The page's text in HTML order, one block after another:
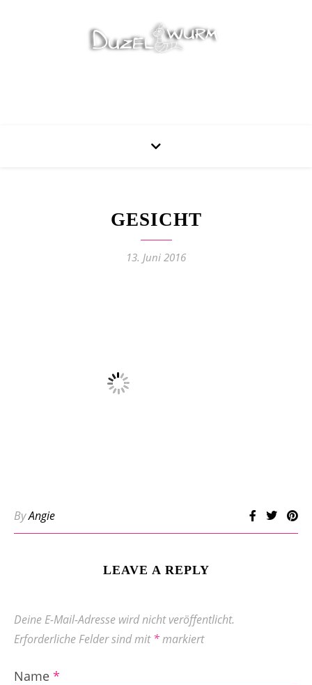
GESICHT
13. Juni 2016
ByAngie
LEAVE A REPLY
Deine E-Mail-Adresse wird nicht veröffentlicht.
Erforderliche Felder sind mit*markiert
Name *